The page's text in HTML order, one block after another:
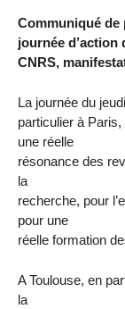
Communiqué de
journée d’action
CNRS,
La journée du
particulier à
une réelle
résonance des
la
recherche, pour
pour une
réelle formation
A Toulouse, en
la